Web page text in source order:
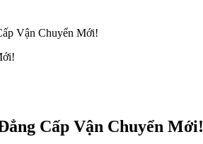
Vận Chuyển Mới!
Cấp Vận Chuyển Mới!